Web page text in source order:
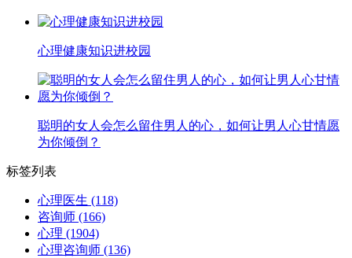
心理健康知识进校园
聪明的女人会怎么留住男人的心，如何让男人心甘情愿
为你倾倒？
标签列表
心理医生 (118)
咨询师 (166)
心理 (1904)
心理咨询师 (136)